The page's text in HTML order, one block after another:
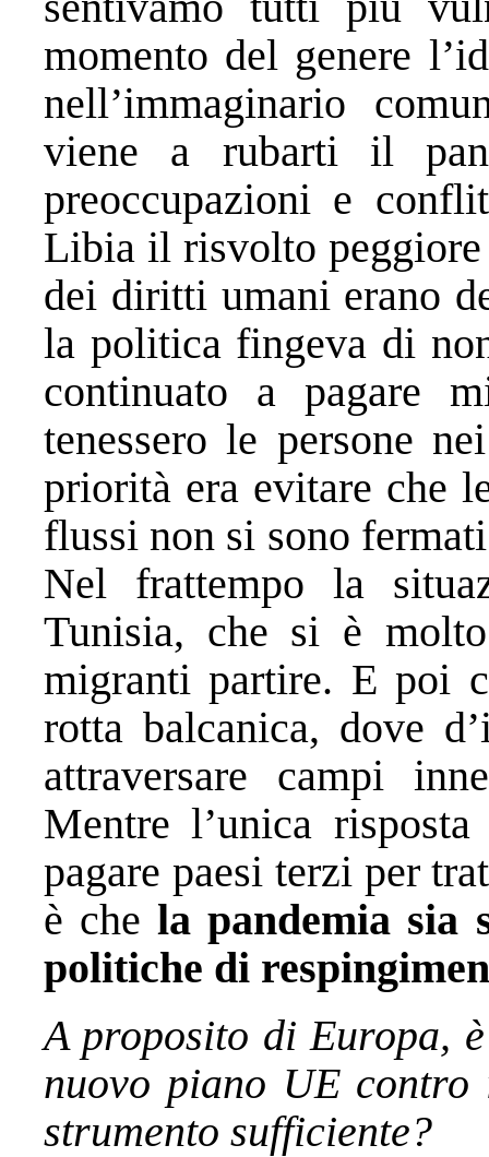
momento del genere
nell’immaginario
viene a rubarti il
preoccupazioni e
Libia il risvolto
dei diritti umani erano
la politica fingeva di
continuato a pagare
tenessero le persone
priorità era evitare che
flussi non si sono
Nel frattempo la
Tunisia, che si è
migranti partire. E poi
rotta balcanica, dove
attraversare campi
Mentre l’unica
pagare paesi terzi per
è chela pandemia sia
politiche di
A proposito di Europa,
nuovo piano UE
strumento sufficiente?